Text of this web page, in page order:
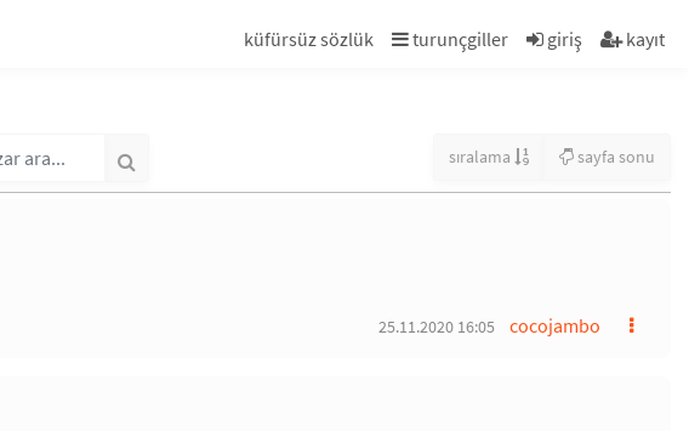
küfürsüz sözlük turunçgiller giriş kayıt
sıralama sayfa sonu
cocojambo
25.11.2020 16:05